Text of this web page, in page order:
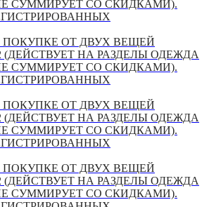
СУММИРУЕТ СО СКИДКАМИ).
ПОКУПКЕ ОТ ДВУХ ВЕЩЕЙ
(ДЕЙСТВУЕТ НА РАЗДЕЛЫ ОДЕЖДА
СУММИРУЕТ СО СКИДКАМИ).
ПОКУПКЕ ОТ ДВУХ ВЕЩЕЙ
(ДЕЙСТВУЕТ НА РАЗДЕЛЫ ОДЕЖДА
СУММИРУЕТ СО СКИДКАМИ).
ПОКУПКЕ ОТ ДВУХ ВЕЩЕЙ
(ДЕЙСТВУЕТ НА РАЗДЕЛЫ ОДЕЖДА
СУММИРУЕТ СО СКИДКАМИ).